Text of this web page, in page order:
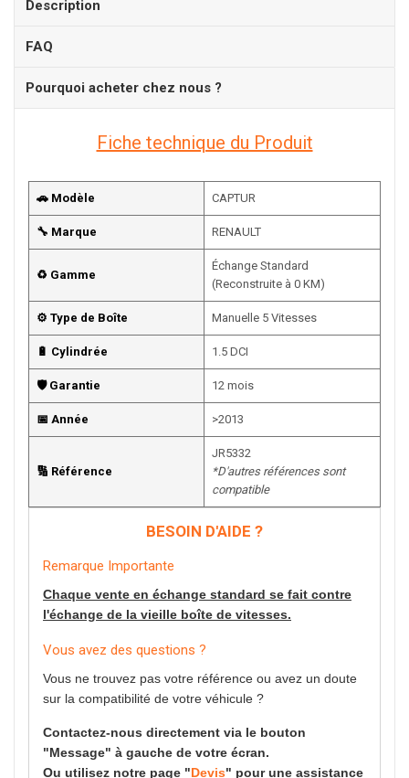
Description
FAQ
Pourquoi acheter chez nous ?
Fiche technique du Produit
🚗 Modèle CAPTUR
🔧 Marque RENAULT
♻️ Gamme
Échange Standard
(Reconstruite à 0 KM)
⚙️ Type de Boîte Manuelle 5 Vitesses
🔋 Cylindrée 1.5 DCI
🛡️ Garantie 12 mois
📅 Année >2013
🔢 Référence
JR5332
*D'autres références sont
compatible
BESOIN D'AIDE ?
Remarque Importante
Chaque vente en échange standard se fait contre
l'échange de la vieille boîte de vitesses.
Vous avez des questions ?
Vous ne trouvez pas votre référence ou avez un doute
sur la compatibilité de votre véhicule ?
Contactez-nous directement via le bouton
"Message" à gauche de votre écran.
Ou utilisez notre page "Devis" pour une assistance